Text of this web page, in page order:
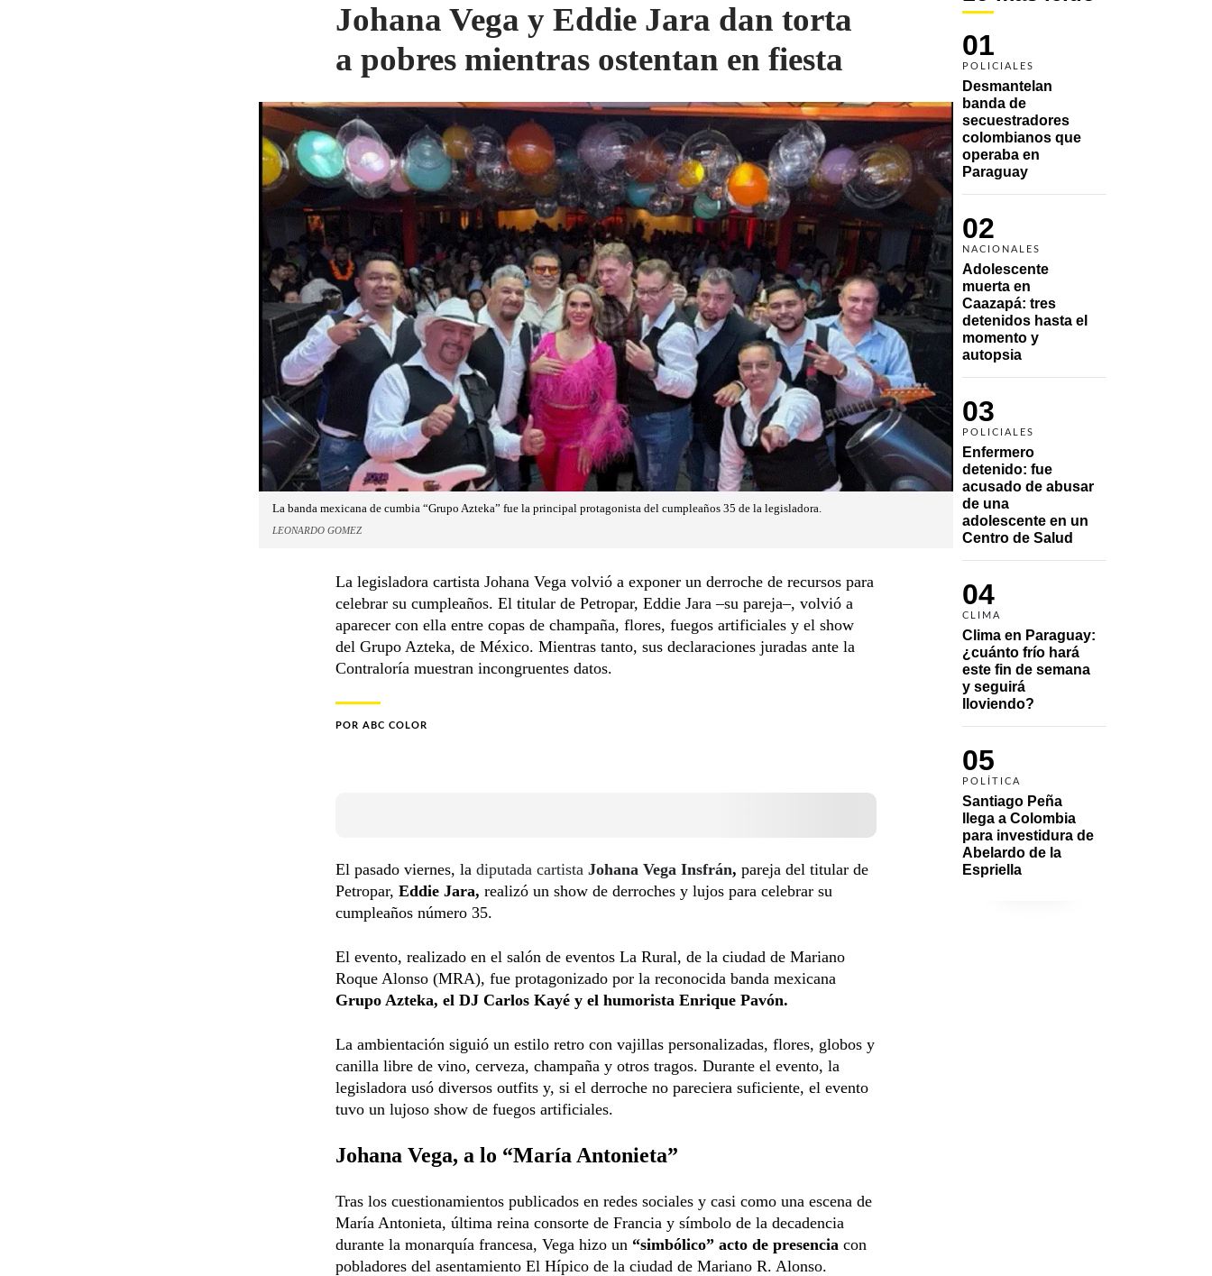
01
POLICIALES
Desmantelan
banda de
secuestradores
colombianos que
operaba en
Paraguay
02
NACIONALES
Adolescente
muerta en
Caazapá: tres
detenidos hasta el
momento y
autopsia
03
POLICIALES
Enfermero
detenido: fue
acusado de abusar
de una
adolescente en un
Centro de Salud
04
CLIMA
Clima en Paraguay:
¿cuánto frío hará
este fin de semana
y seguirá
lloviendo?
05
POLÍTICA
Santiago Peña
llega a Colombia
para investidura de
Abelardo de la
Espriella
Johana Vega y Eddie Jara dan torta
a pobres mientras ostentan en fiesta
La banda mexicana de cumbia “Grupo Azteka” fue la principal protagonista del cumpleaños 35 de la legisladora.
LEONARDO GOMEZ
La legisladora cartista Johana Vega volvió a exponer un derroche de recursos para
celebrar su cumpleaños. El titular de Petropar, Eddie Jara –su pareja–, volvió a
aparecer con ella entre copas de champaña, flores, fuegos artificiales y el show
del Grupo Azteka, de México. Mientras tanto, sus declaraciones juradas ante la
Contraloría muestran incongruentes datos.
POR ABC COLOR
El pasado viernes, la diputada cartista Johana Vega Insfrán, pareja del titular de
Petropar, Eddie Jara, realizó un show de derroches y lujos para celebrar su
cumpleaños número 35.
El evento, realizado en el salón de eventos La Rural, de la ciudad de Mariano
Roque Alonso (MRA), fue protagonizado por la reconocida banda mexicana
Grupo Azteka, el DJ Carlos Kayé y el humorista Enrique Pavón.
La ambientación siguió un estilo retro con vajillas personalizadas, flores, globos y
canilla libre de vino, cerveza, champaña y otros tragos. Durante el evento, la
legisladora usó diversos outfits y, si el derroche no pareciera suficiente, el evento
tuvo un lujoso show de fuegos artificiales.
Johana Vega, a lo “María Antonieta”
Tras los cuestionamientos publicados en redes sociales y casi como una escena de
María Antonieta, última reina consorte de Francia y símbolo de la decadencia
durante la monarquía francesa, Vega hizo un “simbólico” acto de presencia con
pobladores del asentamiento El Hípico de la ciudad de Mariano R. Alonso.